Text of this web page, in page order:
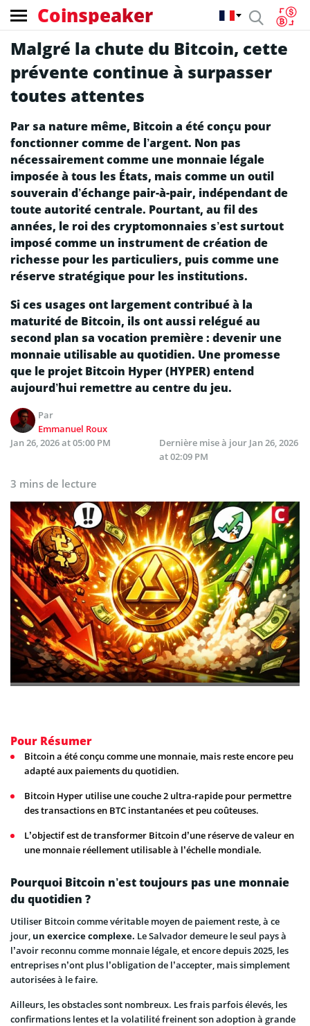
Coinspeaker
Malgré la chute du Bitcoin, cette
prévente continue à surpasser
toutes attentes
Par sa nature même, Bitcoin a été conçu pour
fonctionner comme de l’argent. Non pas
nécessairement comme une monnaie légale
imposée à tous les États, mais comme un outil
souverain d’échange pair-à-pair, indépendant de
toute autorité centrale. Pourtant, au fil des
années, le roi des cryptomonnaies s’est surtout
imposé comme un instrument de création de
richesse pour les particuliers, puis comme une
réserve stratégique pour les institutions.
Si ces usages ont largement contribué à la
maturité de Bitcoin, ils ont aussi relégué au
second plan sa vocation première : devenir une
monnaie utilisable au quotidien. Une promesse
que le projet Bitcoin Hyper (HYPER) entend
aujourd’hui remettre au centre du jeu.
Par
Emmanuel Roux
Jan 26, 2026 at 05:00 PM
Dernière mise à jour Jan 26, 2026
at 02:09 PM
3 mins de lecture
Pour Résumer
Bitcoin a été conçu comme une monnaie, mais reste encore peu
adapté aux paiements du quotidien.
Bitcoin Hyper utilise une couche 2 ultra-rapide pour permettre
des transactions en BTC instantanées et peu coûteuses.
L’objectif est de transformer Bitcoin d’une réserve de valeur en
une monnaie réellement utilisable à l’échelle mondiale.
Pourquoi Bitcoin n’est toujours pas une monnaie
du quotidien ?
Utiliser Bitcoin comme véritable moyen de paiement reste, à ce
jour, un exercice complexe. Le Salvador demeure le seul pays à
l’avoir reconnu comme monnaie légale, et encore depuis 2025, les
entreprises n’ont plus l’obligation de l’accepter, mais simplement
autorisées à le faire.
Ailleurs, les obstacles sont nombreux. Les frais parfois élevés, les
confirmations lentes et la volatilité freinent son adoption à grande